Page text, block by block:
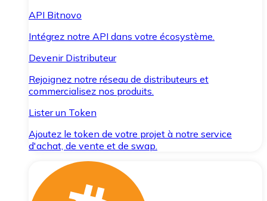
API Bitnovo
Intégrez notre API dans votre écosystème.
Devenir Distributeur
Rejoignez notre réseau de distributeurs et
commercialisez nos produits.
Lister un Token
Ajoutez le token de votre projet à notre service
d'achat, de vente et de swap.